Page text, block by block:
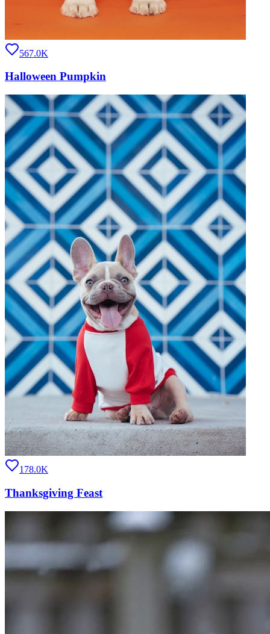
567.0K
Halloween Pumpkin
178.0K
Thanksgiving Feast